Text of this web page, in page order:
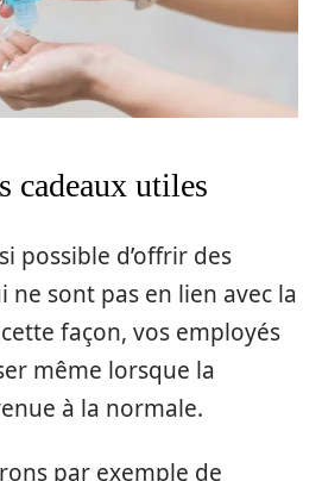
cadeaux utiles
possible d’offrir des
ne sont pas en lien avec la
façon, vos employés
même lorsque la
à la normale.
par exemple de